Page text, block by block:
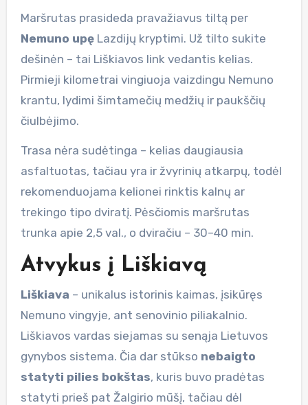
Maršrutas prasideda pravažiavus tiltą per
Nemuno upęLazdijų kryptimi. Už tilto sukite
dešinėn – tai Liškiavos link vedantis kelias.
Pirmieji kilometrai vingiuoja vaizdingu Nemuno
krantu, lydimi šimtamečių medžių ir paukščių
čiulbėjimo.
Trasa nėra sudėtinga – kelias daugiausia
asfaltuotas, tačiau yra ir žvyrinių atkarpų, todėl
rekomenduojama kelionei rinktis kalnų ar
trekingo tipo dviratį. Pėsčiomis maršrutas
trunka apie 2,5 val., o dviračiu – 30–40 min.
Atvykus į Liškiavą
Liškiava – unikalus istorinis kaimas, įsikūręs
Nemuno vingyje, ant senovinio piliakalnio.
Liškiavos vardas siejamas su senąja Lietuvos
gynybos sistema. Čia dar stūkso nebaigto
statyti pilies bokštas, kuris buvo pradėtas
statyti prieš pat Žalgirio mūšį, tačiau dėl